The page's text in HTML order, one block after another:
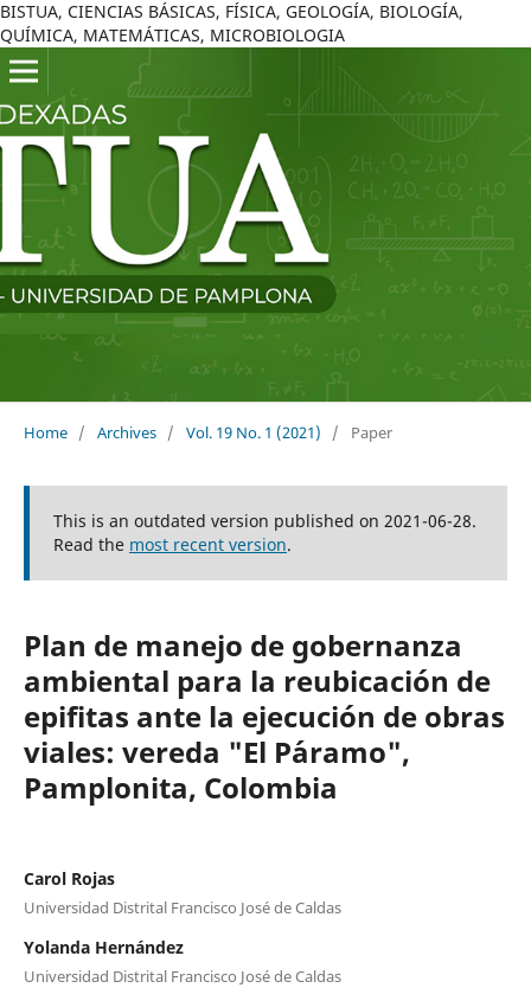
BISTUA, CIENCIAS BÁSICAS, FÍSICA, GEOLOGÍA, BIOLOGÍA,
QUÍMICA, MATEMÁTICAS, MICROBIOLOGIA
Home / Archives / Vol. 19 No. 1 (2021) / Paper
This is an outdated version published on 2021-06-28.
Read the most recent version.
Plan de manejo de gobernanza
ambiental para la reubicación de
epifitas ante la ejecución de obras
viales: vereda "El P´aramo",
Pamplonita, Colombia
Carol Rojas
Universidad Distrital Francisco José de Caldas
Yolanda Hernández
Universidad Distrital Francisco José de Caldas